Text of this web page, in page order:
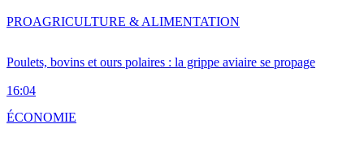
Poulets, bovins et ours polaires : la grippe aviaire se propage
16:04
PROAGRICULTURE & ALIMENTATION
ÉCONOMIE